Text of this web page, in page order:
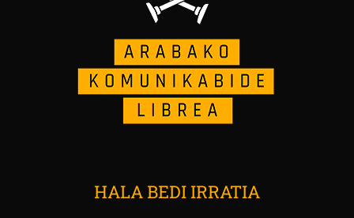
HALA BEDI IRRATIA